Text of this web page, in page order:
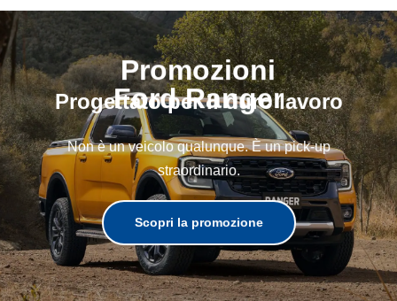
Promozioni
Ford Ranger
Progettato per il duro lavoro
Non è un veicolo qualunque. È un pick-up
straordinario.
Scopri la promozione